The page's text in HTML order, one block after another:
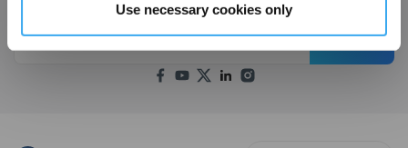
Use necessary cookies only
Ottieni le ultime notizie da ECOVACS